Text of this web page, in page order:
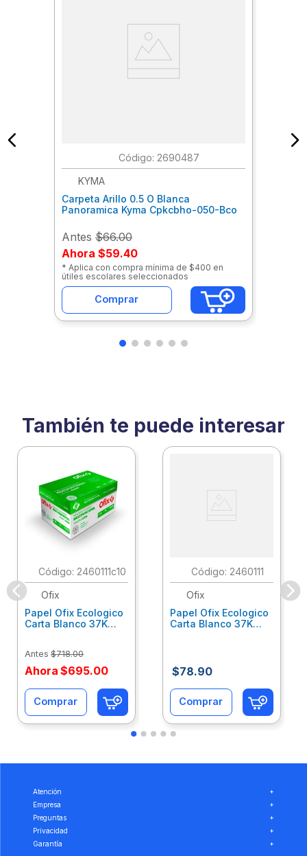
: 2690487
KYMA
Carpeta Arillo 0.5 O Blanca
Panoramica Kyma Cpkcbho-050-Bco
Antes $66.00
Ahora $59.40
* Aplica con compra mínima de $400 en
útiles escolares seleccionados
Comprar
También te puede interesar
: 2460111c10
Ofix
Papel Ofix Ecologico
Carta Blanco 37K
Antes $718.00
Ahora $695.00
Comprar
: 2460111
Ofix
Papel Ofix Ecologico
Carta Blanco 37K
$78.90
Comprar
Atención
+
Empresa
+
Preguntas
+
Privacidad
+
Garantía
+